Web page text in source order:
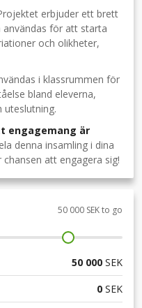
erbjuder ett brett
för att starta
och olikheter,
i klassrummen för
bland eleverna,
uteslutning.
engagemang är
denna insamling i dina
att engagera sig!
50 000 SEK to go
50 000 SEK
0 SEK